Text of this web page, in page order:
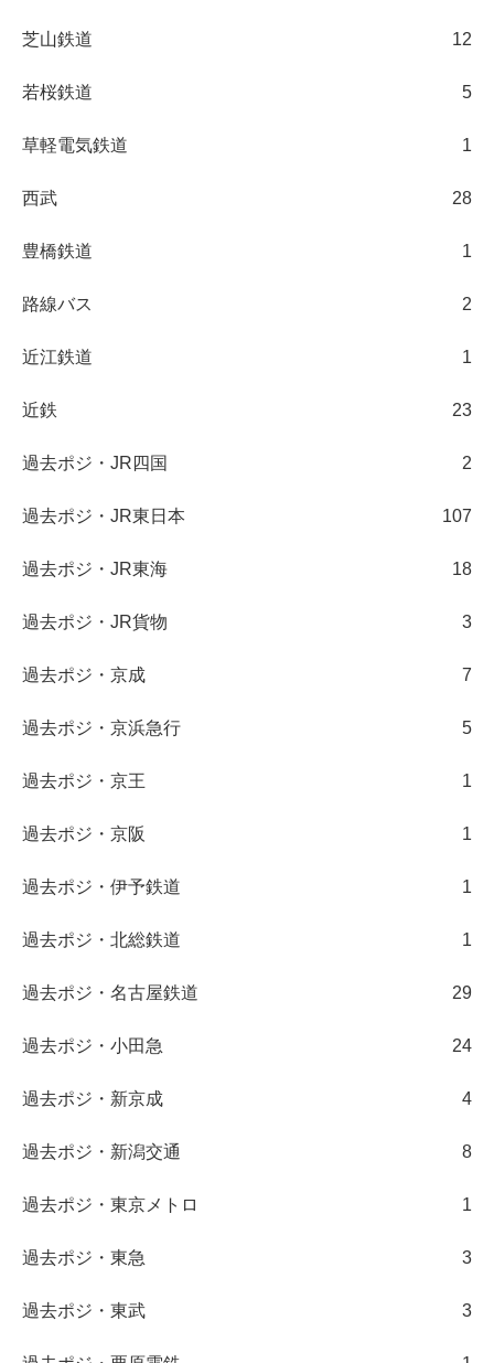
芝山鉄道 12
若桜鉄道 5
草軽電気鉄道 1
西武 28
豊橋鉄道 1
路線バス 2
近江鉄道 1
近鉄 23
過去ポジ・JR四国 2
過去ポジ・JR東日本 107
過去ポジ・JR東海 18
過去ポジ・JR貨物 3
過去ポジ・京成 7
過去ポジ・京浜急行 5
過去ポジ・京王 1
過去ポジ・京阪 1
過去ポジ・伊予鉄道 1
過去ポジ・北総鉄道 1
過去ポジ・名古屋鉄道 29
過去ポジ・小田急 24
過去ポジ・新京成 4
過去ポジ・新潟交通 8
過去ポジ・東京メトロ 1
過去ポジ・東急 3
過去ポジ・東武 3